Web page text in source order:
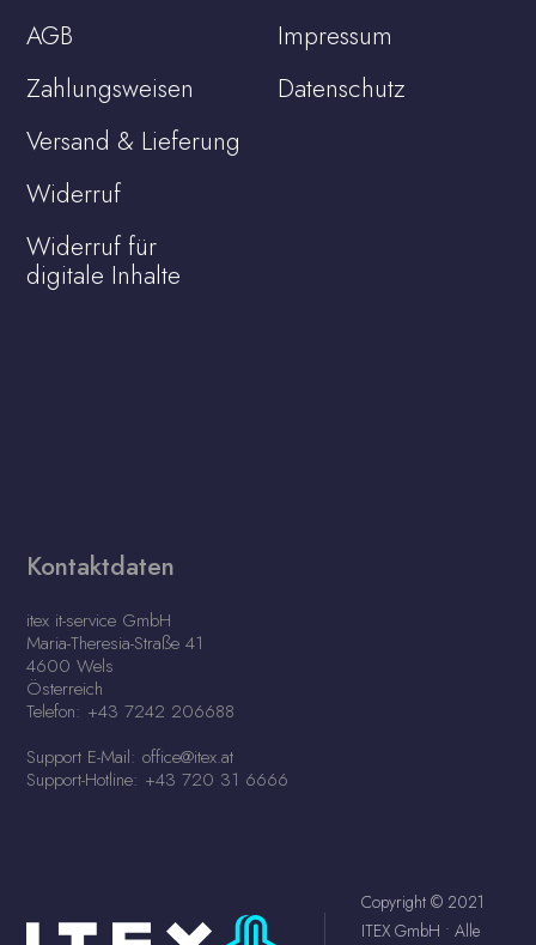
AGB
Zahlungsweisen
Versand & Lieferung
Widerruf
Widerruf für
digitale Inhalte
Impressum
Datenschutz
Kontaktdaten
itex it-service GmbH
Maria-Theresia-Straße 41
4600 Wels
Österreich
Telefon: +43 7242 206688
Support E-Mail: office@itex.at
Support-Hotline: +43 720 31 6666
Copyright © 2021
ITEX GmbH • Alle